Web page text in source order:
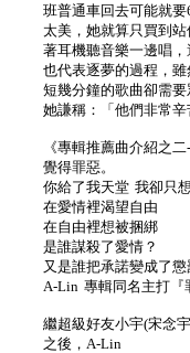
班普通車回去可能就
太美，她就算只買到
著耳機聽音樂一邊唱
也代表逐夢的過程，
短幾分鐘的歌曲卻需
她謙稱：「他們非常
《專輯推薦曲介紹之
覺得罪惡。
你給了我天堂 我卻只
在愛情裡渴望自由
在自由裡想被捆綁
是誰謀殺了愛情？
又是誰把承諾變成了懲
A-Lin 專輯同名主打『
繼超級好友小宇(宋念
之後，A-Lin